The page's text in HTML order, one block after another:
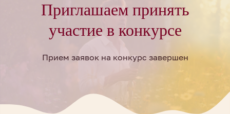
Приглашаем принять
участие в конкурсе
Прием заявок на конкурс завершен